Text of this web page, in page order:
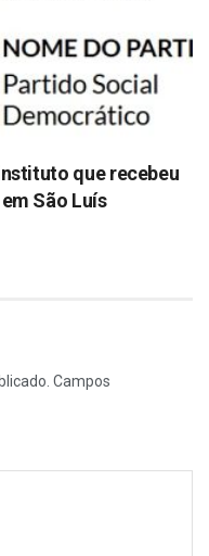
que recebeu
São Luís
Campos